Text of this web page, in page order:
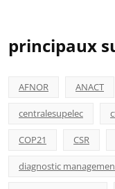
principaux
AFNOR ANACT
centralesupelec
COP21 CSR
diagnostic